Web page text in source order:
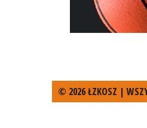
© 2026 ŁZKOSZ |